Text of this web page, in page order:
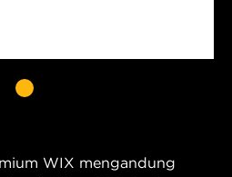
WIX mengandung